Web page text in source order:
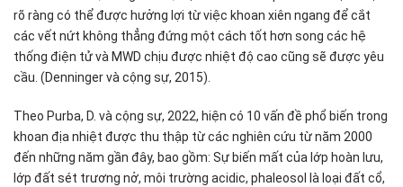
rõ ràng có thể được hưởng lợi từ việc khoan xiên ngang để cắt
các vết nứt không thẳng đứng một cách tốt hơn song các hệ
thống điện tử và MWD chịu được nhiệt độ cao cũng sẽ được yêu
cầu. (Denninger và cộng sự, 2015).
Theo Purba, D. và cộng sự, 2022, hiện có 10 vấn đề phổ biến trong
khoan địa nhiệt được thu thập từ các nghiên cứu từ năm 2000
đến những năm gần đây, bao gồm: Sự biến mất của lớp hoàn lưu,
lớp đất sét trương nở, môi trường acidic, phaleosol là loại đất cổ,